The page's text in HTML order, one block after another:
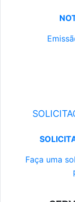
Faça uma